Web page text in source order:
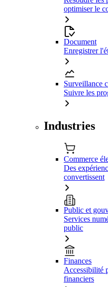
optimiser le
Document
Enregistrer
Surveillance
Suivre les
Industries
Commerce
Des
convertissent
Public et
Services
public
Finances
Accessibilité
financiers